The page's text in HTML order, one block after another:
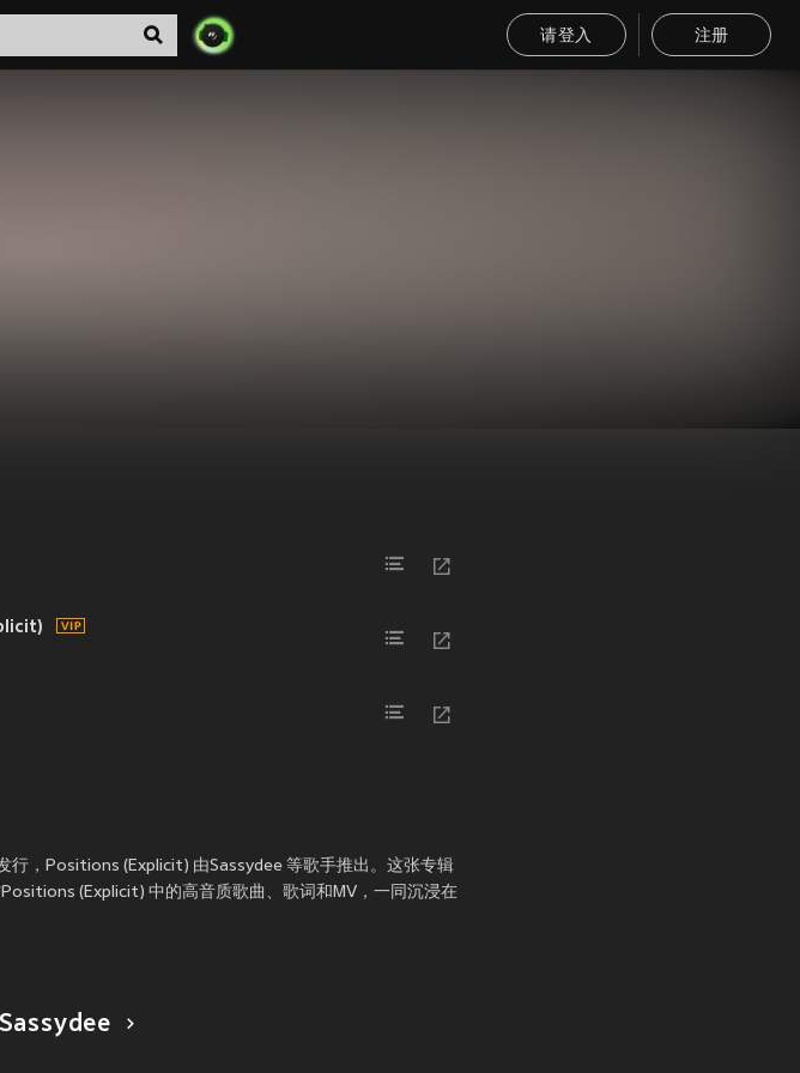
请登入 注册
，Positions (Explicit) 由Sassydee 等歌手推出。这张专辑
(Explicit) 中的高音质歌曲、歌词和MV，一同沉浸在